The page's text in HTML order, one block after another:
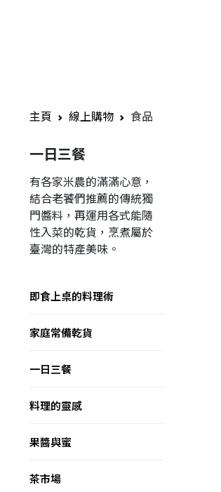
主頁
線上購物 食品
一日三餐
有各家米農的滿滿心意，
結合老饕們推薦的傳統獨
門醬料，再運用各式能隨
性入菜的乾貨，烹煮屬於
臺灣的特產美味。
即食上桌的料理術
家庭常備乾貨
一日三餐
料理的靈感
果醬與蜜
茶市場